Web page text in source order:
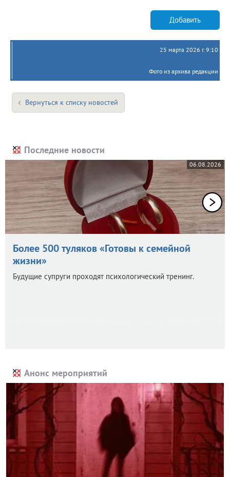
Добавить
25 марта 2026 г. 9:10
Фото из архива редакции
Вернуться к списку новостей
Последние новости
06.08.2026
Более 500 туляков «Готовы к семейной
жизни»
Будущие супруги проходят психологический тренинг.
Анонс мероприятий